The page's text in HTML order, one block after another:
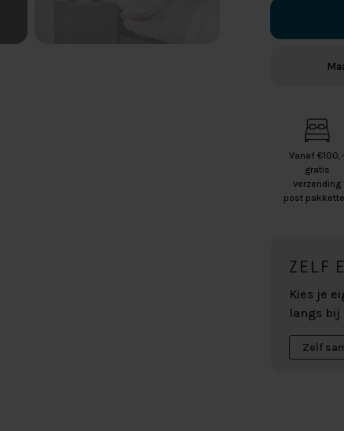
Vanaf €100,-
gratis
verzending
post
ZELF
Kies je
langs bij
Zelf